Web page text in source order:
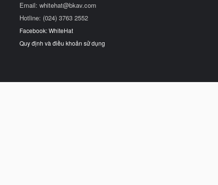
Email: whitehat@bkav.com
Hotline: (024) 3763 2552
Facebook: WhiteHat
Quy định và điều khoản sử dụng